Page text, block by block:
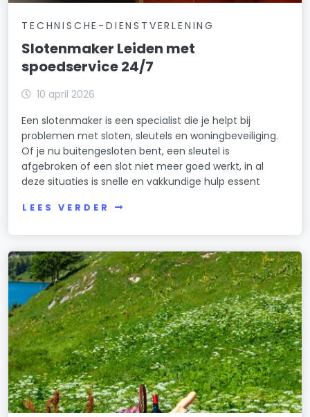
TECHNISCHE-DIENSTVERLENING
Slotenmaker Leiden met
spoedservice 24/7
10 april 2026
Een slotenmaker is een specialist die je helpt bij
problemen met sloten, sleutels en woningbeveiliging.
Of je nu buitengesloten bent, een sleutel is
afgebroken of een slot niet meer goed werkt, in al
deze situaties is snelle en vakkundige hulp essent
LEES VERDER